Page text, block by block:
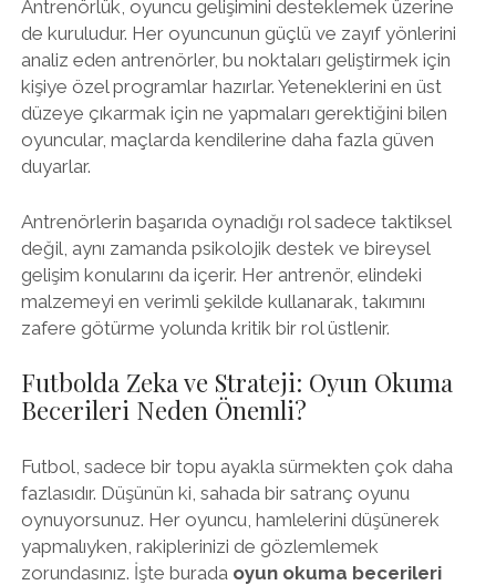
Antrenörlük, oyuncu gelişimini desteklemek üzerine
de kuruludur. Her oyuncunun güçlü ve zayıf yönlerini
analiz eden antrenörler, bu noktaları geliştirmek için
kişiye özel programlar hazırlar. Yeteneklerini en üst
düzeye çıkarmak için ne yapmaları gerektiğini bilen
oyuncular, maçlarda kendilerine daha fazla güven
duyarlar.
Antrenörlerin başarıda oynadığı rol sadece taktiksel
değil, aynı zamanda psikolojik destek ve bireysel
gelişim konularını da içerir. Her antrenör, elindeki
malzemeyi en verimli şekilde kullanarak, takımını
zafere götürme yolunda kritik bir rol üstlenir.
Futbolda Zeka ve Strateji: Oyun Okuma
Becerileri Neden Önemli?
Futbol, sadece bir topu ayakla sürmekten çok daha
fazlasıdır. Düşünün ki, sahada bir satranç oyunu
oynuyorsunuz. Her oyuncu, hamlelerini düşünerek
yapmalıyken, rakiplerinizi de gözlemlemek
zorundasınız. İşte burada oyun okuma becerileri